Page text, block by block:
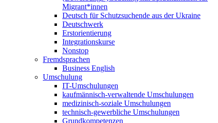
Migrant*innen
Deutsch für Schutzsuchende aus der Ukraine
Deutschwerk
Erstorientierung
Integrationskurse
Nonstop
Fremdsprachen
Business English
Umschulung
IT-Umschulungen
kaufmännisch-verwaltende Umschulungen
medizinisch-soziale Umschulungen
technisch-gewerbliche Umschulungen
Grundkompetenzen